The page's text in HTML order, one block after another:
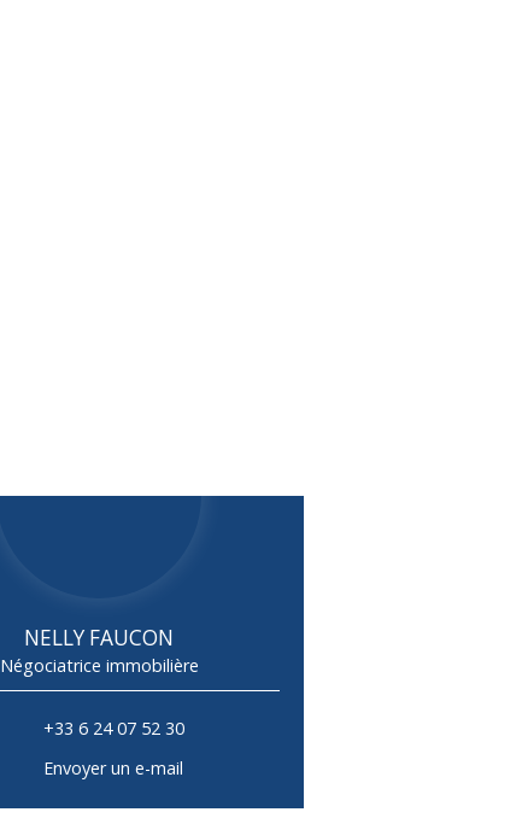
NELLY FAUCON
Négociatrice immobilière
+33 6 24 07 52 30
Envoyer un e-mail